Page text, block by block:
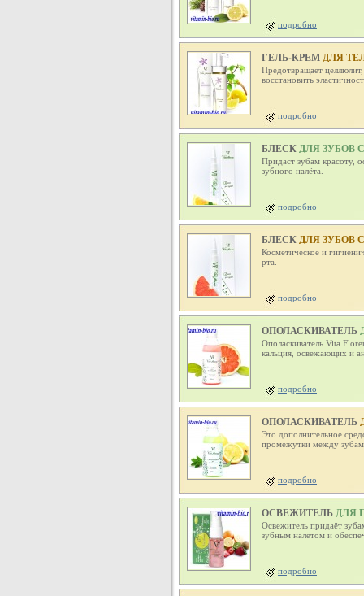
подробно
ГЕЛЬ-КРЕМДЛЯ
Предотвращает
восстановить
подробно
БЛЕСКДЛЯ ЗУБОВ
Придаст зубам красоту,
зубного налёта.
подробно
БЛЕСКДЛЯ ЗУБОВ
Косметическое и
рта.
подробно
ОПОЛАСКИВАТЕЛЬ
ГРЕЙПФРУТА)
Ополаскиватель Vita
кальция, освежающих и
подробно
ОПОЛАСКИВАТЕЛЬ
МЯТЫ)
Это дополнительное
промежутки между
подробно
ОСВЕЖИТЕЛЬДЛЯ
Освежитель придаёт
зубным налётом и
подробно